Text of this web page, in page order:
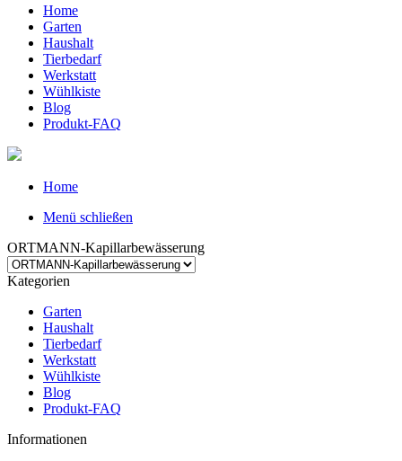
Home
Garten
Haushalt
Tierbedarf
Werkstatt
Wühlkiste
Blog
Produkt-FAQ
Home
Menü schließen
ORTMANN-Kapillarbewässerung
Kategorien
Garten
Haushalt
Tierbedarf
Werkstatt
Wühlkiste
Blog
Produkt-FAQ
Informationen